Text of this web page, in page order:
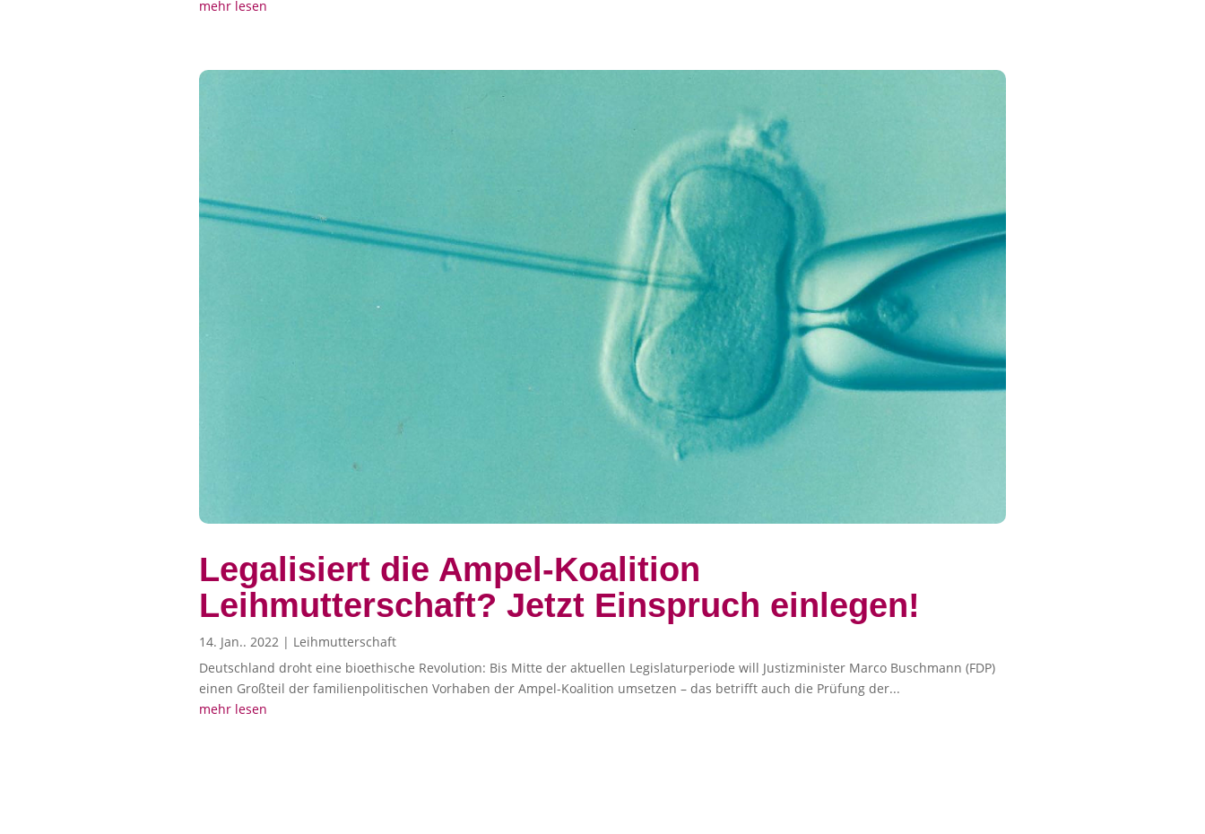
mehr lesen
Legalisiert die Ampel-Koalition
Leihmutterschaft? Jetzt Einspruch einlegen!
14. Jan.. 2022 | Leihmutterschaft
Deutschland droht eine bioethische Revolution: Bis Mitte der aktuellen Legislaturperiode will Justizminister Marco Buschmann (FDP)
einen Großteil der familienpolitischen Vorhaben der Ampel-Koalition umsetzen – das betrifft auch die Prüfung der...
mehr lesen